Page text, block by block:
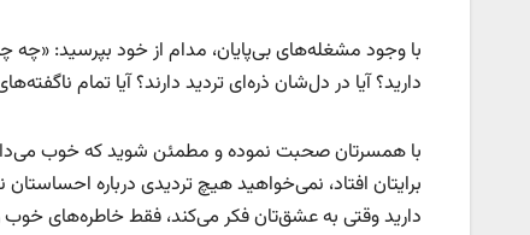
با وجود مشغله‌های بی‌پایان، مدام از خود بپرسید: «چه
دارید؟ آیا در دل‌شان ذره‌ای تردید دارند؟ آیا تمام
با همسرتان صحبت نموده و مطمئن شوید که خوب می‌داند
برایتان افتاد، نمی‌خواهید هیچ تردیدی درباره
دارید وقتی به عشق‌تان فکر می‌کند، فقط خاطره‌های خوب را